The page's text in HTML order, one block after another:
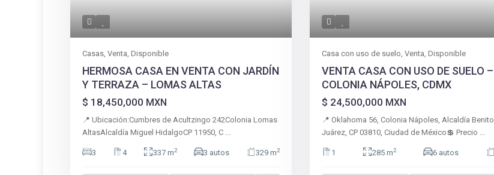
Casas, Venta, Disponible
HERMOSA CASA EN VENTA CON JARDÍN
Y TERRAZA – LOMAS ALTAS
$ 18,450,000 MXN
📍 Ubicación:Cumbres de Acultzingo 242Colonia Lomas
AltasAlcaldía Miguel HidalgoCP 11950, C ...
3 4 337 m2 3 autos 329 m2
Casa con uso de suelo, Venta, Disponible
VENTA CASA CON USO DE SUELO –
COLONIA NÁPOLES, CDMX
$ 24,500,000 MXN
📍 Oklahoma 56, Colonia Nápoles, Alcaldía Benito
Juárez, CP 03810, Ciudad de México💲 Precio ...
1 285 m2 6 autos